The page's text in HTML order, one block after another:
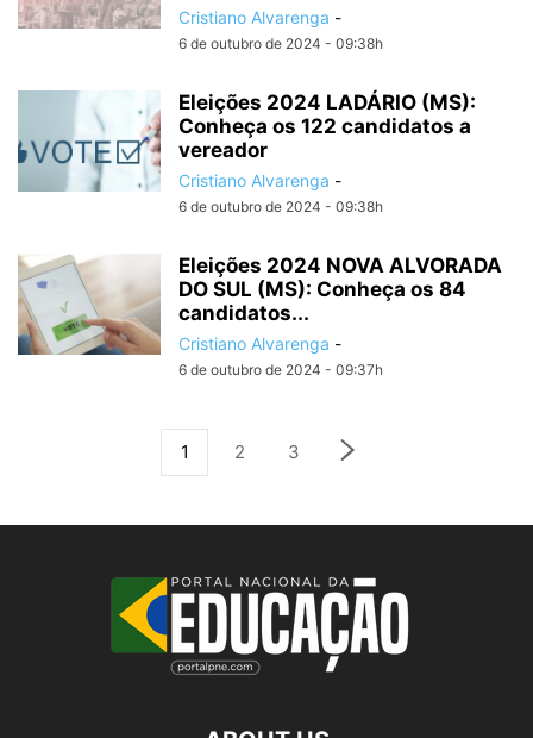
Cristiano Alvarenga -
6 de outubro de 2024 - 09:38h
Eleições 2024 LADÁRIO (MS):
Conheça os 122 candidatos a
vereador
Cristiano Alvarenga -
6 de outubro de 2024 - 09:38h
Eleições 2024 NOVA ALVORADA
DO SUL (MS): Conheça os 84
candidatos...
Cristiano Alvarenga -
6 de outubro de 2024 - 09:37h
1 2 3